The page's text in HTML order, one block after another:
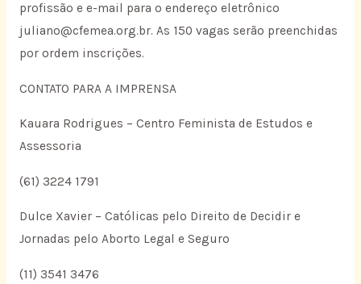
profissão e e-mail para o endereço eletrônico
juliano@cfemea.org.br. As 150 vagas serão preenchidas
por ordem inscrições.
CONTATO PARA A IMPRENSA
Kauara Rodrigues – Centro Feminista de Estudos e
Assessoria
(61) 3224 1791
Dulce Xavier – Católicas pelo Direito de Decidir e
Jornadas pelo Aborto Legal e Seguro
(11) 3541 3476